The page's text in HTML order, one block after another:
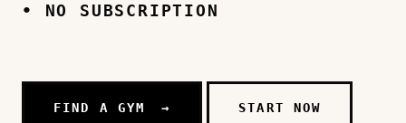
• NO SUBSCRIPTION
FIND A GYM → START NOW